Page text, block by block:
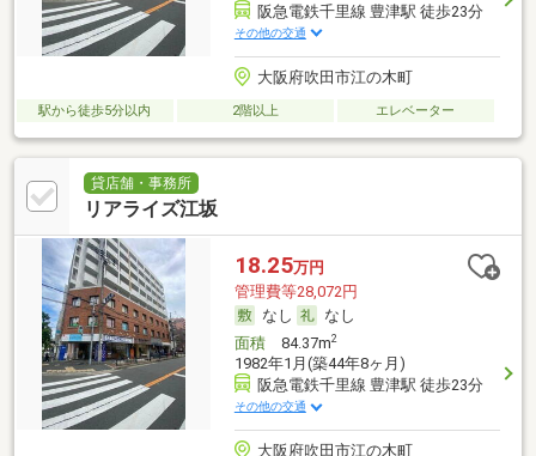
阪急電鉄千里線 豊津駅 徒歩23分
その他の交通
大阪府吹田市江の木町
駅から徒歩5分以内 2階以上 エレベーター
貸店舗・事務所
リアライズ江坂
18.25万円
管理費等28,072円
なし
なし
面積84.37m2
1982年1月(築44年8ヶ月)
阪急電鉄千里線 豊津駅 徒歩23分
その他の交通
大阪府吹田市江の木町